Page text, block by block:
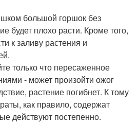
большой горшок без
будет плохо расти. Кроме того,
к заливу растения и
только что пересаженное
- может произойти ожог
растение погибнет. К тому
как правило, содержат
действуют постепенно.